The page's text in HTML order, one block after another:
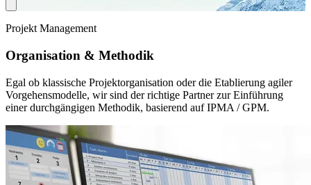
Projekt Management
Organisation & Methodik
Egal ob klassische Projektorganisation oder die Etablierung agiler
Vorgehensmodelle, wir sind der richtige Partner zur Einführung
einer durchgängigen Methodik, basierend auf IPMA / GPM.